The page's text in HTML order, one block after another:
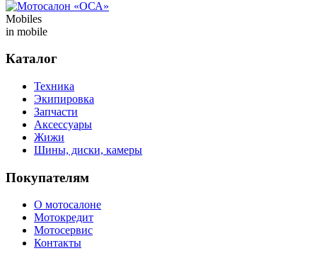
Mobiles
in mobile
Каталог
Техника
Экипировка
Запчасти
Аксессуары
Жижи
Шины, диски, камеры
Покупателям
О мотосалоне
Мотокредит
Мотосервис
Контакты